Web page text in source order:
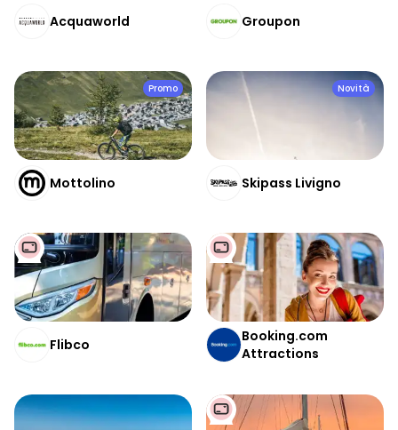
Acquaworld Groupon
Promo
Mottolino
Novità
Skipass Livigno
Flibco
Booking.com
Attractions